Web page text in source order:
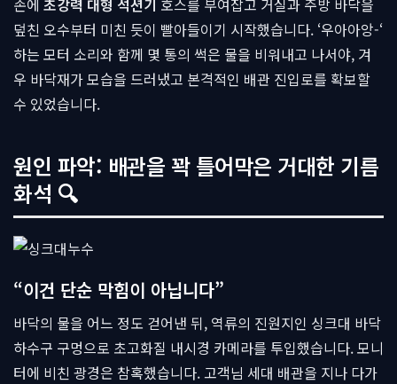
손에 초강력 대형 석션기 호스를 부여잡고 거실과 주방 바닥을
덮친 오수부터 미친 듯이 빨아들이기 시작했습니다. ‘우아아앙-‘
하는 모터 소리와 함께 몇 통의 썩은 물을 비워내고 나서야, 겨
우 바닥재가 모습을 드러냈고 본격적인 배관 진입로를 확보할
수 있었습니다.
원인 파악: 배관을 꽉 틀어막은 거대한 기름
화석 🔍
“이건 단순 막힘이 아닙니다”
바닥의 물을 어느 정도 걷어낸 뒤, 역류의 진원지인 싱크대 바닥
하수구 구멍으로 초고화질 내시경 카메라를 투입했습니다. 모니
터에 비친 광경은 참혹했습니다. 고객님 세대 배관을 지나 다가